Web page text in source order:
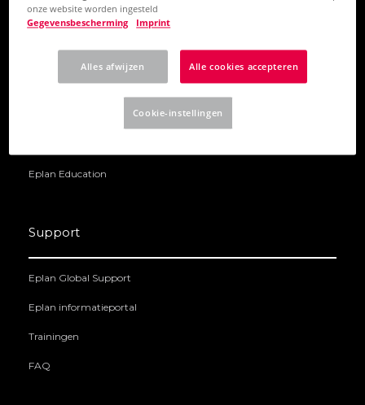
Eplan eView
Eplan eBuild
Eplan Education
Support
Eplan Global Support
Eplan informatieportal
Trainingen
FAQ
onze website worden ingesteld
Gegevensbescherming
Imprint
Alles afwijzen Alle cookies accepteren
Cookie-instellingen